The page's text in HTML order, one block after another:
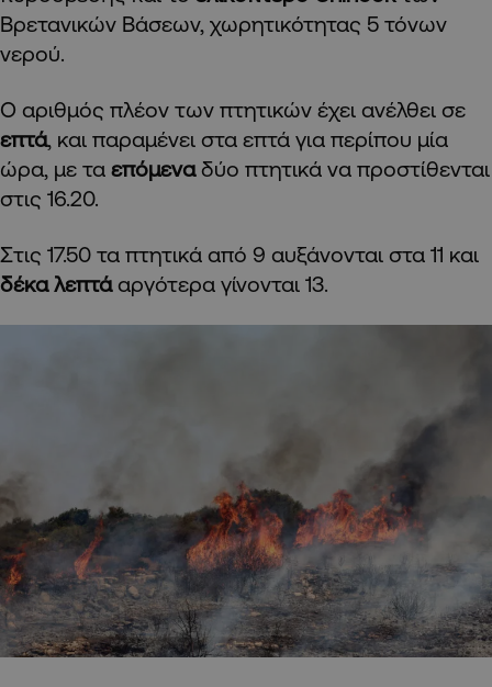
Βρετανικών Βάσεων, χωρητικότητας 5 τόνων
νερού.
Ο αριθμός πλέον των πτητικών έχει ανέλθει σε
επτά, και παραμένει στα επτά για περίπου μία
ώρα, με τα επόμεναδύο πτητικά να προστίθενται
στις 16.20.
Στις 17.50 τα πτητικά από 9 αυξάνονται στα 11 και
δέκα λεπτά αργότερα γίνονται 13.